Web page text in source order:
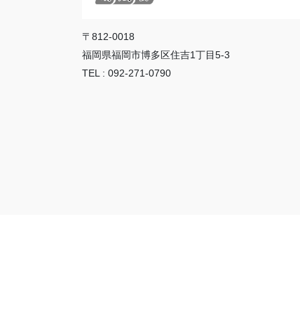
〒812-0018
福岡県福岡市博多区住吉1丁目5-3
TEL : 092-271-0790